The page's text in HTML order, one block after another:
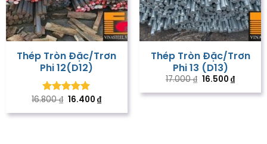
Thép Tròn Đặc/Trơn
Phi 12(D12)
Được xếp
sao
16.800₫ Giá
là:
16.400₫Giá
tại
Thép Tròn Đặc/Trơn
Phi 13 (D13)
17.000₫ Giá
là:
16.500₫Giá
tại